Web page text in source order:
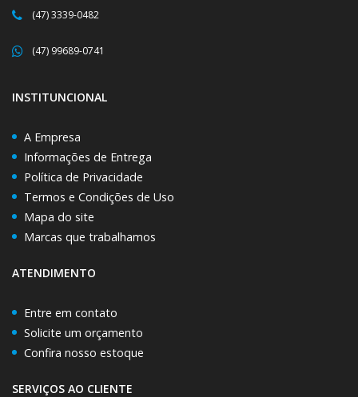
(47) 3339-0482
(47) 99689-0741
INSTITUNCIONAL
A Empresa
Informações de Entrega
Política de Privacidade
Termos e Condições de Uso
Mapa do site
Marcas que trabalhamos
ATENDIMENTO
Entre em contato
Solicite um orçamento
Confira nosso estoque
SERVIÇOS AO CLIENTE